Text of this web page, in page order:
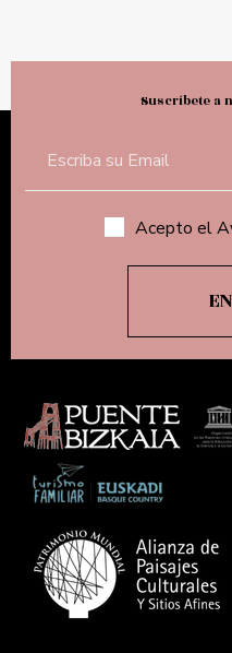
Suscríbete a
Acepto el